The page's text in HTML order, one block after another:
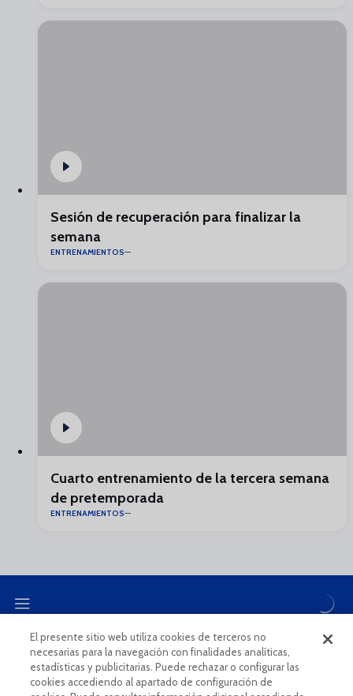
Sesión de recuperación para finalizar la
semana
ENTRENAMIENTOS
Cuarto entrenamiento de la tercera semana
de pretemporada
ENTRENAMIENTOS
CANAL ÉTICO
El presente sitio web utiliza cookies de terceros no
necesarias para la navegación con finalidades analíticas,
estadísticas y publicitarias. Puede rechazar o configurar las
cookies accediendo al apartado de configuración de